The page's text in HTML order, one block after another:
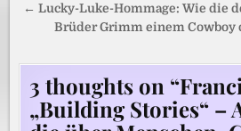
← Lucky-Luke-Hommage: Wie die
Brüder Grimm einem Cowboy
3 thoughts on “
„Building Stories“ –